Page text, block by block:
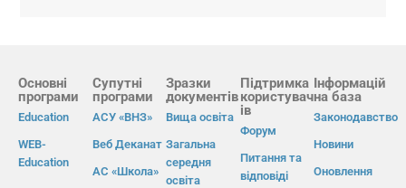
Основні
програми
Education
WEB-
Education
Супутні
програми
АСУ «ВНЗ»
Веб Деканат
АС «Школа»
Зразки
документів
Вища освіта
Загальна
середня
освіта
Підтримка
користувач
ів
Форум
Питання та
відповіді
Інформацій
на база
Законодавство
Новини
Оновлення